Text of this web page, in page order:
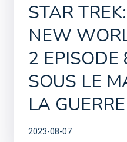
STAR
NEW
2 EPISODE
SOUS LE
LA GUERRE
2023-08-07